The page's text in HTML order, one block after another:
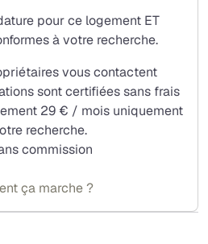
taxe ordures ménagères,
paysagiste)
sèche serviette, chauffe
pour ce logement ET
à votre recherche.
vous contactent
sont certifiées sans frais
29 € / mois uniquement
recherche.
commission
ça marche ?